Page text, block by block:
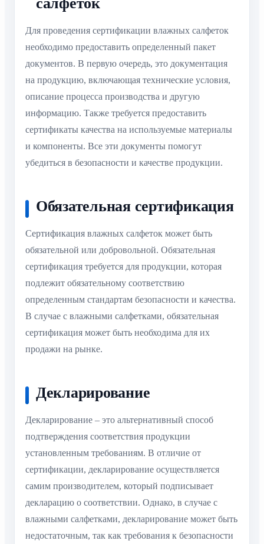
Для проведения сертификации влажных салфеток
необходимо предоставить определенный пакет
документов. В первую очередь, это документация
на продукцию, включающая технические условия,
описание процесса производства и другую
информацию. Также требуется предоставить
сертификаты качества на используемые материалы
и компоненты. Все эти документы помогут
убедиться в безопасности и качестве продукции.
Обязательная сертификация
Сертификация влажных салфеток может быть
обязательной или добровольной. Обязательная
сертификация требуется для продукции, которая
подлежит обязательному соответствию
определенным стандартам безопасности и качества.
В случае с влажными салфетками, обязательная
сертификация может быть необходима для их
продажи на рынке.
Декларирование
Декларирование – это альтернативный способ
подтверждения соответствия продукции
установленным требованиям. В отличие от
сертификации, декларирование осуществляется
самим производителем, который подписывает
декларацию о соответствии. Однако, в случае с
влажными салфетками, декларирование может быть
недостаточным, так как требования к безопасности